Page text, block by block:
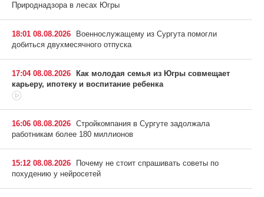
Природнадзора в лесах Югры
18:01 08.08.2026
Военнослужащему из Сургута помогли
добиться двухмесячного отпуска
17:04 08.08.2026
Как молодая семья из Югры совмещает
карьеру, ипотеку и воспитание ребенка
16:06 08.08.2026 Стройкомпания в Сургуте задолжала
работникам более 180 миллионов
15:12 08.08.2026
Почему не стоит спрашивать советы по
похудению у нейросетей